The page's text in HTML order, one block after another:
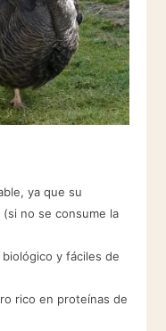
ya que su
no se consume la
y fáciles de
rico en proteínas de